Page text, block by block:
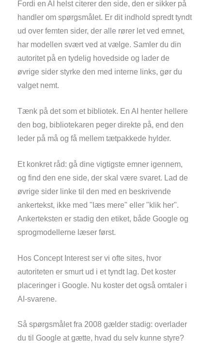
Fordi en AI helst citerer den side, den er sikker på
handler om spørgsmålet. Er dit indhold spredt tyndt
ud over femten sider, der alle rører let ved emnet,
har modellen svært ved at vælge. Samler du din
autoritet på en tydelig hovedside og lader de
øvrige sider styrke den med interne links, gør du
valget nemt.
Tænk på det som et bibliotek. En AI henter hellere
den bog, bibliotekaren peger direkte på, end den
leder på må og få mellem tætpakkede hylder.
Et konkret råd: gå dine vigtigste emner igennem,
og find den ene side, der skal være svaret. Lad de
øvrige sider linke til den med en beskrivende
ankertekst, ikke med "læs mere" eller "klik her".
Ankerteksten er stadig den etiket, både Google og
sprogmodellerne læser først.
Hos Concept Interest ser vi ofte sites, hvor
autoriteten er smurt ud i et tyndt lag. Det koster
placeringer i Google. Nu koster det også omtaler i
AI-svarene.
Så spørgsmålet fra 2008 gælder stadig: overlader
du til Google at gætte, hvad du selv kunne styre?